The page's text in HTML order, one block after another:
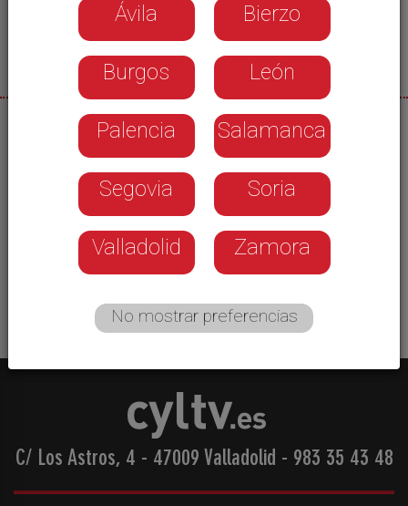
26/08/2025
Un jurado compuesto por un chef Estrella
Michelín, líderes de opinión e instituciones
gastronómicas decidirán las mejores patatas
bravas del mundo el 29 de septiembre en el VI
Concurso Internacional de Elaboración de Patatas
Bravas que se celebra en Palencia.
C/ Los Astros, 4 - 47009 Valladolid - 983 35 43 48
Ávila Bierzo
Burgos León
Palencia Salamanca
Segovia Soria
Valladolid Zamora
No mostrar preferencias